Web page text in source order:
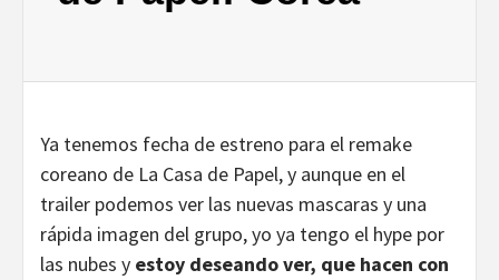
Ya tenemos fecha de estreno para el remake
coreano de La Casa de Papel, y aunque en el
trailer podemos ver las nuevas mascaras y una
rápida imagen del grupo, yo ya tengo el hype por
las nubes y estoy deseando ver, que hacen con